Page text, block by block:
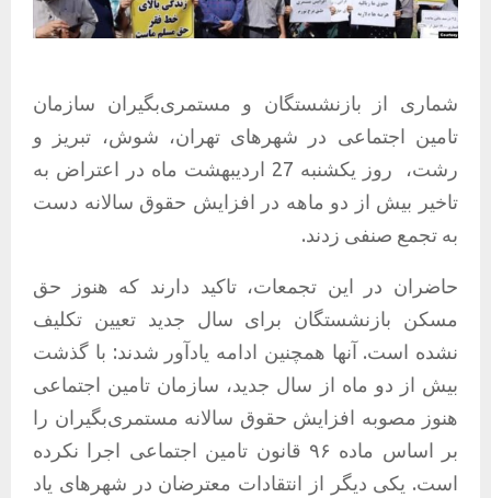
شماری از بازنشستگان و مستمری‌بگیران سازمان
تامین اجتماعی در شهرهای تهران، شوش، تبریز و
رشت،
روز یکشنبه 27 اردیبهشت ماه در اعتراض به
تاخیر بیش از دو ماهه در افزایش حقوق سالانه دست
به تجمع صنفی زدند.
حاضران در این تجمعات، تاکید دارند که هنوز حق
مسکن بازنشستگان برای سال جدید تعیین تکلیف
نشده است. آنها همچنین ادامه یادآور شدند: با گذشت
بیش از دو ماه از سال جدید، سازمان تامین اجتماعی
هنوز مصوبه افزایش حقوق سالانه مستمری‌بگیران را
بر اساس ماده ۹۶ قانون تامین اجتماعی اجرا نکرده
است. یکی دیگر از انتقادات معترضان در شهرهای یاد